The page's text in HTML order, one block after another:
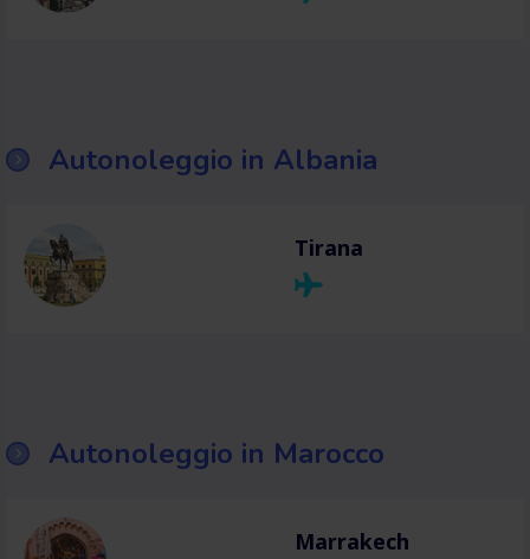
Autonoleggio in Albania
Tirana
Autonoleggio in Marocco
Marrakech